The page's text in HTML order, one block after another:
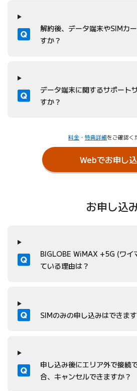
質問
解約後、データ端末やSIMカ
すか？
質問
データ端末に関するサポート
すか？
料金 ・ 特典詳細をご確認く
Webでお申し
お申し込
質問
BIGLOBE WiMAX +5G (ワイ
ている理由は？
質問 SIMのみの申し込みはできま
質問
申し込み後にエリア外で接続
合、キャンセルできますか？